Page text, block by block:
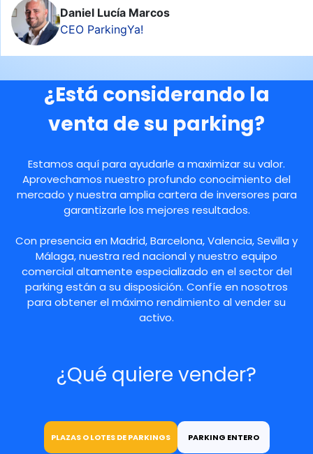
Daniel Lucía Marcos
CEO ParkingYa!
¿Está considerando la
venta de su parking?
Estamos aquí para ayudarle a maximizar su valor.
Aprovechamos nuestro profundo conocimiento del
mercado y nuestra amplia cartera de inversores para
garantizarle los mejores resultados.
Con presencia en Madrid, Barcelona, Valencia, Sevilla y
Málaga, nuestra red nacional y nuestro equipo
comercial altamente especializado en el sector del
parking están a su disposición. Confíe en nosotros
para obtener el máximo rendimiento al vender su
activo.
¿Qué quiere vender?
PLAZAS O LOTES DE PARKINGS PARKING ENTERO